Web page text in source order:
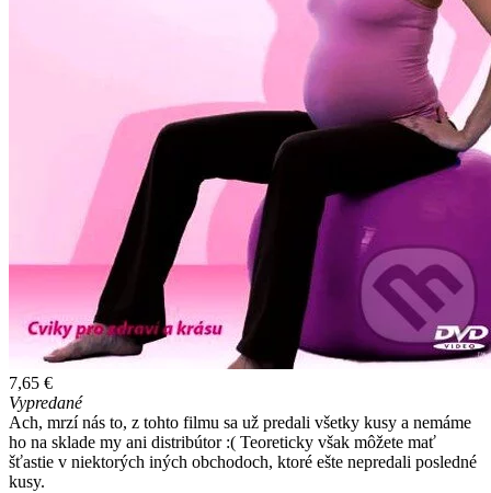
7,65 €
Vypredané
Ach, mrzí nás to, z tohto filmu sa už predali všetky kusy a nemáme
ho na sklade my ani distribútor :( Teoreticky však môžete mať
šťastie v niektorých iných obchodoch, ktoré ešte nepredali posledné
kusy.